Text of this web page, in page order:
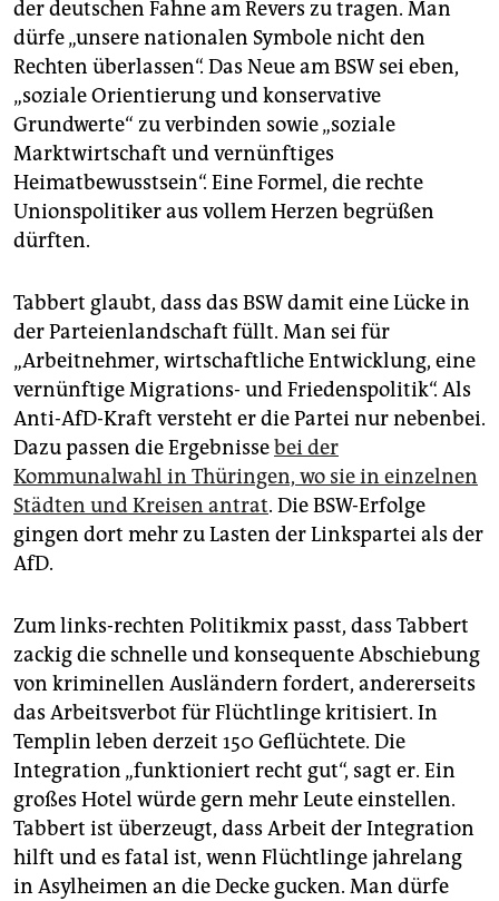
der deutschen Fahne am Revers zu tragen. Man
dürfe „unsere nationalen Symbole nicht den
Rechten überlassen“. Das Neue am BSW sei eben,
„soziale Orientierung und konservative
Grundwerte“ zu verbinden sowie „soziale
Marktwirtschaft und vernünftiges
Heimatbewusstsein“. Eine Formel, die rechte
Unionspolitiker aus vollem Herzen begrüßen
dürften.
Tabbert glaubt, dass das BSW damit eine Lücke in
der Par­teien­landschaft füllt. Man sei für
„Arbeitnehmer, wirtschaftliche Entwicklung, eine
vernünftige Migrations- und Friedenspolitik“. Als
Anti-AfD-Kraft versteht er die Partei nur nebenbei.
Dazu passen die Ergebnissebei der
Kommunalwahl in Thüringen, wo sie in einzelnen
Städten und Kreisen antrat. Die BSW-Erfolge
gingen dort mehr zu Lasten der Linkspartei als der
AfD.
Zum links-rechten Politikmix passt, dass Tabbert
zackig die schnelle und konsequente Abschiebung
von kriminellen Ausländern fordert, andererseits
das Arbeitsverbot für Flüchtlinge kritisiert. In
Templin leben derzeit 150 Geflüchtete. Die
Integration „funktioniert recht gut“, sagt er. Ein
großes Hotel würde gern mehr Leute einstellen.
Tab­bert ist überzeugt, dass Arbeit der Integration
hilft und es fatal ist, wenn Flüchtlinge jahrelang
in Asylheimen an die Decke gucken. Man dürfe